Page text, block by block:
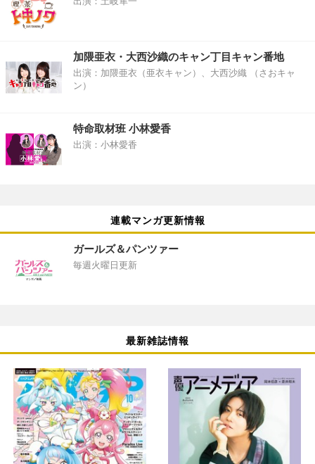
加隈亜衣・大西沙織のキャン丁目キャン番地
出演：加隈亜衣（亜衣キャン）、大西沙織 （さおキャ
ン）
特命取材班 小林愛香
出演：小林愛香
連載マンガ更新情報
ガールズ＆パンツァー
毎週火曜日更新
最新雑誌情報